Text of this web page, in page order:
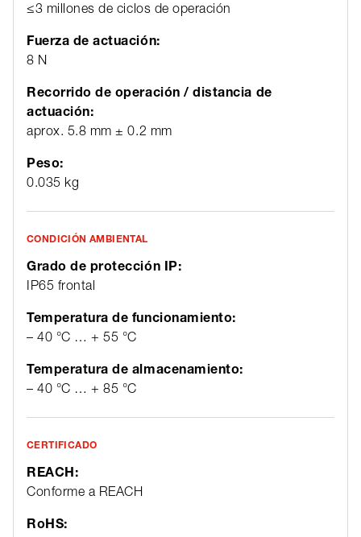
≤3 millones de ciclos de operación
Fuerza de actuación:
8 N
Recorrido de operación / distancia de
actuación:
aprox. 5.8 mm ± 0.2 mm
Peso:
0.035 kg
CONDICIÓN AMBIENTAL
Grado de protección IP:
IP65 frontal
Temperatura de funcionamiento:
– 40 °C … + 55 °C
Temperatura de almacenamiento:
– 40 °C … + 85 °C
CERTIFICADO
REACH:
Conforme a REACH
RoHS: